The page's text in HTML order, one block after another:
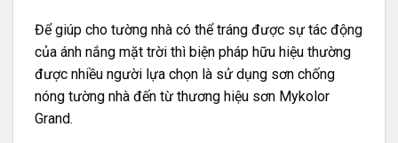
Để giúp cho tường nhà có thể tráng được sự tác động
của ánh nắng mặt trời thì biện pháp hữu hiệu thường
được nhiều người lựa chọn là sử dụng sơn chống
nóng tường nhà đến từ thương hiệu sơn Mykolor
Grand.